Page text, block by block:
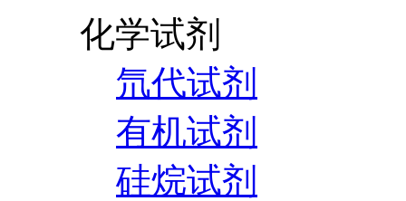
化学试剂
氘代试剂
有机试剂
硅烷试剂